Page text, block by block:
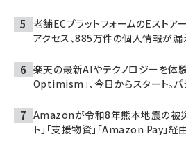
老舗ECプラットフォームのEストア
アクセス、885万件の個人情報が
楽天の最新AIやテクノロジーを体
Optimism」、今日からスタート。
Amazonが令和8年熊本地震の被災
ト」「支援物資」「Amazon Pay」